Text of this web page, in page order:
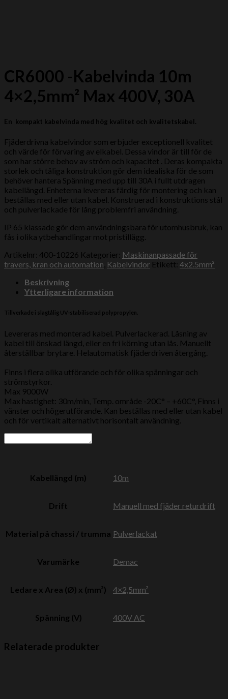
CR6000 -Kabelvinda 10m
4×2,5mm² Max 400V, 30A
En kompakt kabelvinda med hög kvalitet och kvalitetskabel.
Fjäderdrivna kabelvindor som erbjuder exceptionell kvalitet
och värde för förvaring av elkabel. Dessa vindor är till för de
som har större behov av ström och kapacitet .
Deras kompakta
storlek och tåliga konstruktion gör dem idealiska för de som
behöver hantera Spänning med upp till 30A i fullt utdragen
kabellängd. Enheterna levereras färdig för montering och kan
beställas med eller utan kabel. Konstruerad i konstruktions stål
och pulverlackade för lång problemfri användning.
IP 65 klassade gör dem användningsbara för utomhusbruk, kan
fås i olika ytbehandlingar mot pristillägg.
Artikelnr: 400-10226 Kategorier: Maskinanpassade för
travers, kran och automation Kabelvindor Etikett: 4x2.5mm²
Beskrivning
Ytterligare information
Tillverkade i slagtålig UV-stabiliserad polypropylen.
Levereras med monterad kabel. Pulverlackerad. Låsning av
kabel till önskad längd, eller en fri körning utan lås. Manuellt
återställbar brytare. Helautomatisk fjäderdriven återgång.
Finns i flera olika utförande och för olika spänningar och
strömstyrkor.
Max 9000W
Max hastighet: 30m/min, Temp. område -20C° – +60C°, Finns i
vänster och högerutförande. Kan beställas med eller utan kabel
och för vertikalt alternativt horisontalt användning.
Kabellängd (m) 10m
Drift Manuell med fjäder returdrift
Material på chassi / trumma Pulverlackat
Varumärke Demac
Ledare x Area (Ø) x (mm²) 4×2,5mm²
Spänning (V) 400V AC
Relaterade produkter